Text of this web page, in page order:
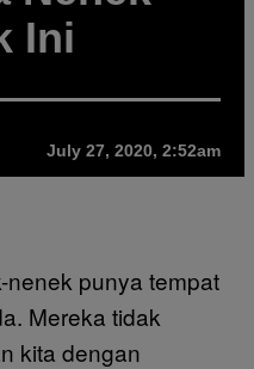
Ini
July 27, 2020, 2:52am
punya tempat
Mereka tidak
kita dengan